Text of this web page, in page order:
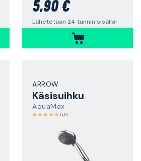
5,90 €
Lähetetään 24 tunnin sisällä!
ARROW
Käsisuihku
AquaMax
5,0